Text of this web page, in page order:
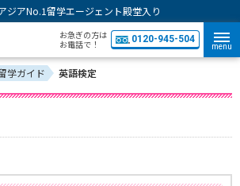
ジアNo.1留学エージェント殿堂入り
お急ぎの方は
お電話で！
0120-945-504
menu
学ガイド 英語検定